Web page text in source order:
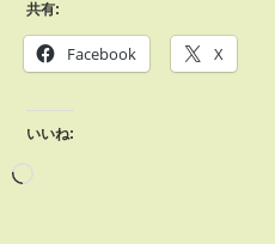
共有:
Facebook X
いいね: